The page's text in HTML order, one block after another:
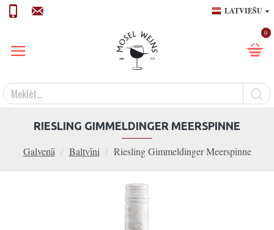
LATVIEŠU
0
Galvenā Baltvīni Riesling Gimmeldinger Meerspinne
RIESLING GIMMELDINGER MEERSPINNE